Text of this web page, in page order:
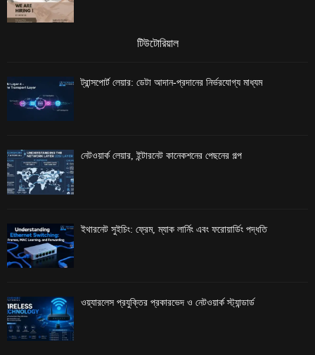
টিউটোরিয়াল
ট্রান্সপোর্ট লেয়ার: ডেটা আদান-প্রদানের নির্ভরযোগ্য মাধ্যম
নেটওয়ার্ক লেয়ার, ইন্টারনেট কানেকশনের পেছনের গল্প
ইথারনেট সুইচিং: ফ্রেম, ম্যাক লার্নিং এবং ফরোয়ার্ডিং পদ্ধতি
ওয়্যারলেস প্রযুক্তির প্রকারভেদ ও নেটওয়ার্ক স্ট্যান্ডার্ড